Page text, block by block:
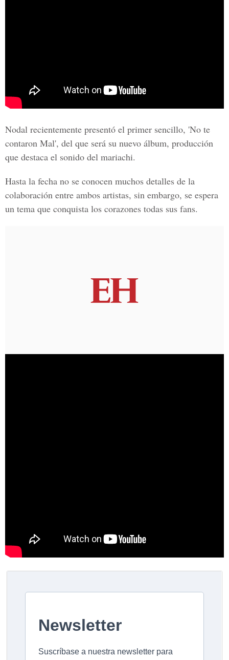
Nodal recientemente presentó el primer sencillo, 'No te
contaron Mal', del que será su nuevo álbum, producción
que destaca el sonido del mariachi.
Hasta la fecha no se conocen muchos detalles de la
colaboración entre ambos artistas, sin embargo, se espera
un tema que conquista los corazones todas sus fans.